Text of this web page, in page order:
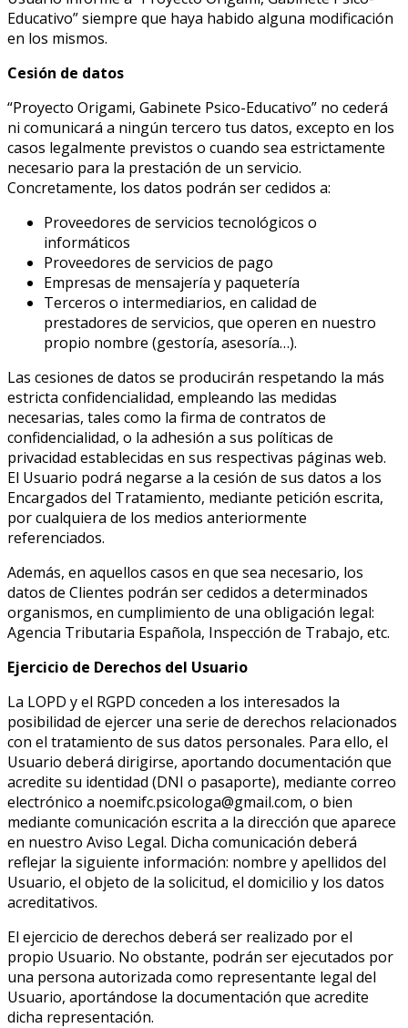
Educativo” siempre que haya habido alguna modificación
en los mismos.
Cesión de datos
“Proyecto Origami, Gabinete Psico-Educativo” no cederá
ni comunicará a ningún tercero tus datos, excepto en los
casos legalmente previstos o cuando sea estrictamente
necesario para la prestación de un servicio.
Concretamente, los datos podrán ser cedidos a:
Proveedores de servicios tecnológicos o
informáticos
Proveedores de servicios de pago
Empresas de mensajería y paquetería
Terceros o intermediarios, en calidad de
prestadores de servicios, que operen en nuestro
propio nombre (gestoría, asesoría…).
Las cesiones de datos se producirán respetando la más
estricta confidencialidad, empleando las medidas
necesarias, tales como la firma de contratos de
confidencialidad, o la adhesión a sus políticas de
privacidad establecidas en sus respectivas páginas web.
El Usuario podrá negarse a la cesión de sus datos a los
Encargados del Tratamiento, mediante petición escrita,
por cualquiera de los medios anteriormente
referenciados.
Además, en aquellos casos en que sea necesario, los
datos de Clientes podrán ser cedidos a determinados
organismos, en cumplimiento de una obligación legal:
Agencia Tributaria Española, Inspección de Trabajo, etc.
Ejercicio de Derechos del Usuario
La LOPD y el RGPD conceden a los interesados la
posibilidad de ejercer una serie de derechos relacionados
con el tratamiento de sus datos personales. Para ello, el
Usuario deberá dirigirse, aportando documentación que
acredite su identidad (DNI o pasaporte), mediante correo
electrónico a noemifc.psicologa@gmail.com, o bien
mediante comunicación escrita a la dirección que aparece
en nuestro Aviso Legal. Dicha comunicación deberá
reflejar la siguiente información: nombre y apellidos del
Usuario, el objeto de la solicitud, el domicilio y los datos
acreditativos.
El ejercicio de derechos deberá ser realizado por el
propio Usuario. No obstante, podrán ser ejecutados por
una persona autorizada como representante legal del
Usuario, aportándose la documentación que acredite
dicha representación.